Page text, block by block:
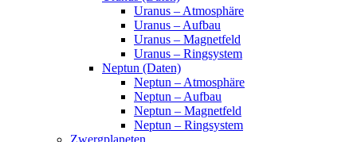
Uranus – Atmosphäre
Uranus – Aufbau
Uranus – Magnetfeld
Uranus – Ringsystem
Neptun (Daten)
Neptun – Atmosphäre
Neptun – Aufbau
Neptun – Magnetfeld
Neptun – Ringsystem
Zwergplaneten